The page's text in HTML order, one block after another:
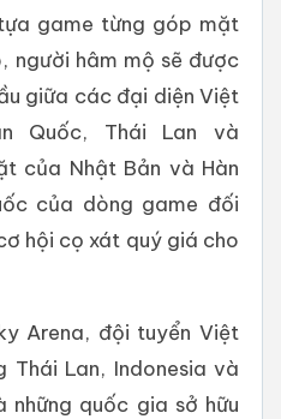
game từng góp mặt
người hâm mộ sẽ được
giữa các đại diện Việt
Quốc, Thái Lan và
của Nhật Bản và Hàn
của dòng game đối
hội cọ xát quý giá cho
Arena, đội tuyển Việt
Thái Lan, Indonesia và
những quốc gia sở hữu